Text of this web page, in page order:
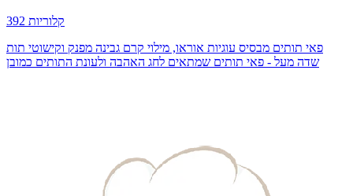
392 קלוריות
פאי תותים מבסיס עוגיות אוראו, מילוי קרם גבינה מפנק וקישוטי תות
שדה מעל - פאי תותים שמתאים לחג האהבה ולעונת התותים כמובן